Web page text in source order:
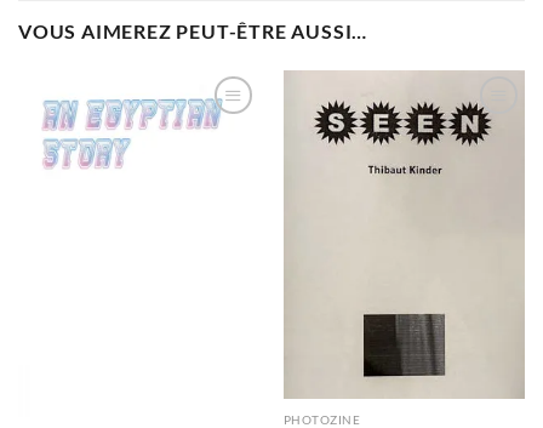
VOUS AIMEREZ PEUT-ÊTRE AUSSI…
Ajouter
Ajouter
à la
PHOTOZINE